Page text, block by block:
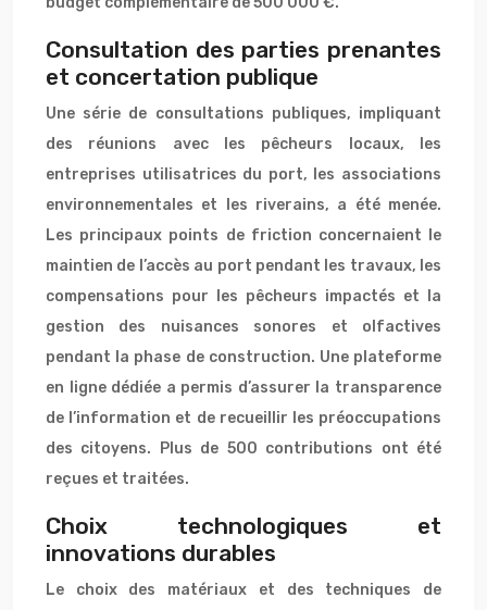
Consultation des parties prenantes
et concertation publique
Une série de consultations publiques, impliquant
des réunions avec les pêcheurs locaux, les
entreprises utilisatrices du port, les associations
environnementales et les riverains, a été menée.
Les principaux points de friction concernaient le
maintien de l’accès au port pendant les travaux, les
compensations pour les pêcheurs impactés et la
gestion des nuisances sonores et olfactives
pendant la phase de construction. Une plateforme
en ligne dédiée a permis d’assurer la transparence
de l’information et de recueillir les préoccupations
des citoyens. Plus de 500 contributions ont été
reçues et traitées.
Choix technologiques et
innovations durables
Le choix des matériaux et des techniques de